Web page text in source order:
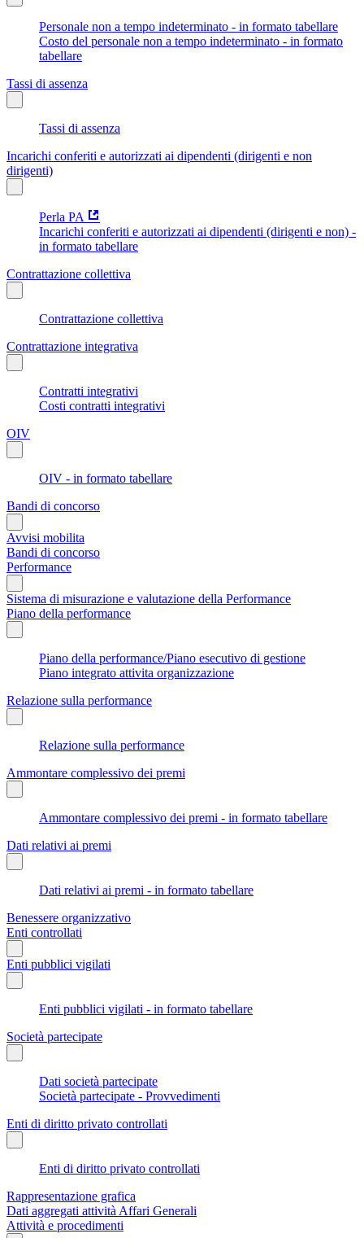
Personale non a tempo indeterminato - in formato tabellare
Costo del personale non a tempo indeterminato - in formato
tabellare
Tassi di assenza
Tassi di assenza
Incarichi conferiti e autorizzati ai dipendenti (dirigenti e non
dirigenti)
Perla PA
Incarichi conferiti e autorizzati ai dipendenti (dirigenti e non) -
in formato tabellare
Contrattazione collettiva
Contrattazione collettiva
Contrattazione integrativa
Contratti integrativi
Costi contratti integrativi
OIV
OIV - in formato tabellare
Bandi di concorso
Avvisi mobilita
Bandi di concorso
Performance
Sistema di misurazione e valutazione della Performance
Piano della performance
Piano della performance/Piano esecutivo di gestione
Piano integrato attivita organizzazione
Relazione sulla performance
Relazione sulla performance
Ammontare complessivo dei premi
Ammontare complessivo dei premi - in formato tabellare
Dati relativi ai premi
Dati relativi ai premi - in formato tabellare
Benessere organizzativo
Enti controllati
Enti pubblici vigilati
Enti pubblici vigilati - in formato tabellare
Società partecipate
Dati società partecipate
Società partecipate - Provvedimenti
Enti di diritto privato controllati
Enti di diritto privato controllati
Rappresentazione grafica
Dati aggregati attività Affari Generali
Attività e procedimenti